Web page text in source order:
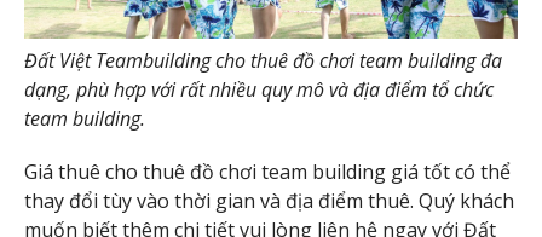
Đất Việt Teambuilding cho thuê đồ chơi team building đa
dạng, phù hợp với rất nhiều quy mô và địa điểm tổ chức
team building.
Giá thuê cho thuê đồ chơi team building giá tốt có thể
thay đổi tùy vào thời gian và địa điểm thuê. Quý khách
muốn biết thêm chi tiết vui lòng liên hệ ngay với Đất